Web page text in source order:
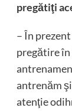
pregătiţi
– În
pregătire în
antrenăm
atenţie